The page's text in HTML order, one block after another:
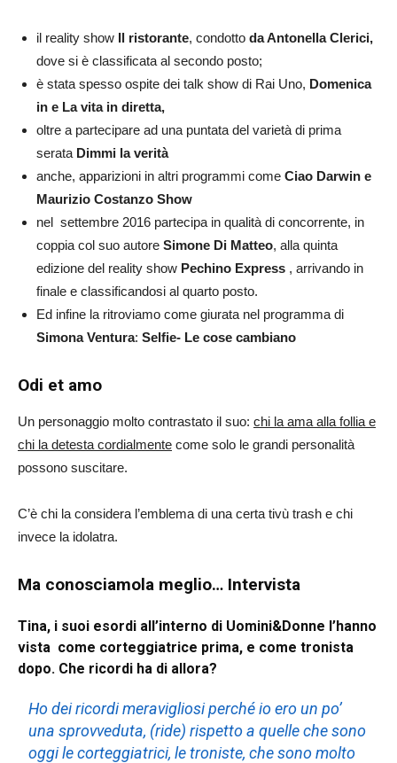
il reality show Il ristorante, condotto da Antonella Clerici,
dove si è classificata al secondo posto;
è stata spesso ospite dei talk show di Rai Uno, Domenica
in e La vita in diretta,
oltre a partecipare ad una puntata del varietà di prima
serata Dimmi la verità
anche, apparizioni in altri programmi come Ciao Darwin e
Maurizio Costanzo Show
nel settembre 2016 partecipa in qualità di concorrente, in
coppia col suo autore Simone Di Matteo, alla quinta
edizione del reality show Pechino Express , arrivando in
finale e classificandosi al quarto posto.
Ed infine la ritroviamo come giurata nel programma di
Simona Ventura: Selfie- Le cose cambiano
Odi et amo
Un personaggio molto contrastato il suo: chi la ama alla follia e
chi la detesta cordialmente come solo le grandi personalità
possono suscitare.
C’è chi la considera l’emblema di una certa tivù trash e chi
invece la idolatra.
Ma conosciamola meglio… Intervista
Tina, i suoi esordi all’interno di Uomini&Donne l’hanno
vista come corteggiatrice prima, e come tronista
dopo. Che ricordi ha di allora?
Ho dei ricordi meravigliosi perché io ero un po’
una sprovveduta, (ride) rispetto a quelle che sono
oggi le corteggiatrici, le troniste, che sono molto